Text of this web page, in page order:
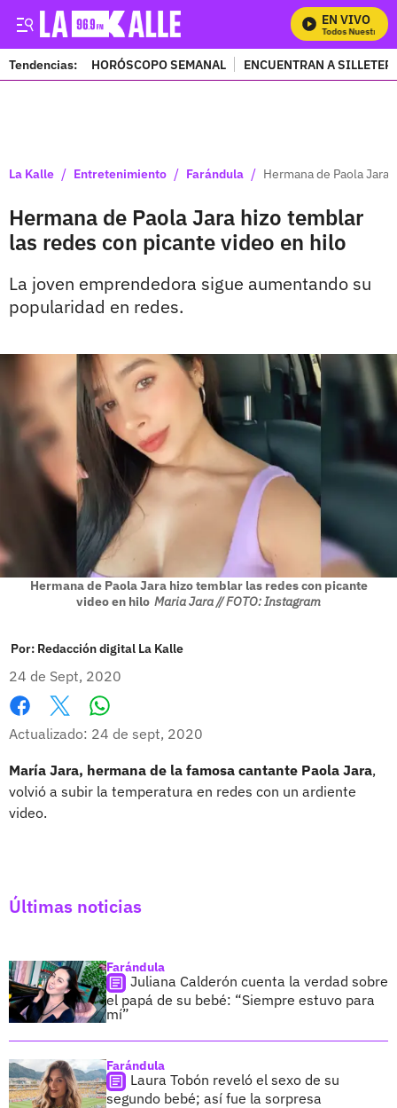
EN VIVO
Mira Todos Nuestros
Tendencias: HORÓSCOPO SEMANAL ENCUENTRAN A
La Kalle / Entretenimiento / Farándula / Hermana de Paola
Hermana de Paola Jara hizo temblar
las redes con picante video en hilo
La joven emprendedora sigue aumentando su
popularidad en redes.
Hermana de Paola Jara hizo temblar las redes con picante
video en hilo Maria Jara // FOTO: Instagram
Por: Redacción digital La Kalle
24 de Sept, 2020
Facebook
X
Actualizado: 24 de sept, 2020
María Jara, hermana de la famosa cantante Paola Jara,
volvió a subir la temperatura en redes con un ardiente
video.
Últimas noticias
Farándula
Juliana Calderón cuenta la verdad sobre
el papá de su bebé: “Siempre estuvo para
mí”
Farándula
Laura Tobón reveló el sexo de su
segundo bebé; así fue la sorpresa